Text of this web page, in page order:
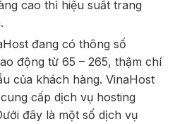
cao thì hiệu suất trang
đang có thông số
động từ 65 – 265, thậm chí
của khách hàng. VinaHost
cấp dịch vụ hosting
đây là một số dịch vụ